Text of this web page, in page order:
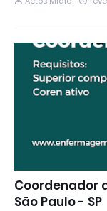
Coordenador
São Paulo - SP